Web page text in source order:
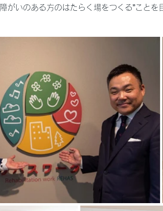
がいのある方のはたらく場をつくる”ことを